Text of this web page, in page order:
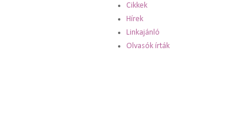
Cikkek
Hírek
Linkajánló
Olvasók írták